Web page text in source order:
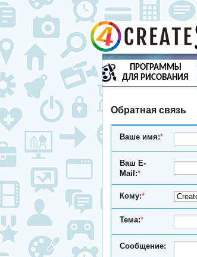
ПРОГРАММЫ
ДЛЯ РИСОВАНИЯ
Обратная связь
Ваше имя:*
Ваш E-
Mail:*
Кому:*
Тема:*
Сообщение: